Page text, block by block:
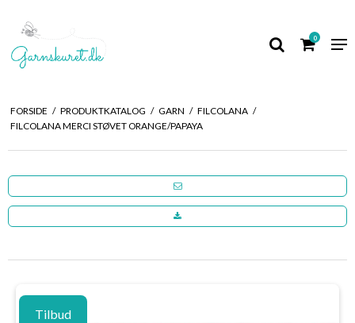
0
FORSIDE / PRODUKTKATALOG / GARN / FILCOLANA /
FILCOLANA MERCI STØVET ORANGE/PAPAYA
Tilbud